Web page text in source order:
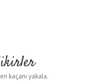
kaçanı yakala.